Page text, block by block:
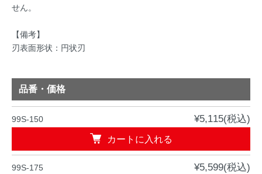
せん。
【備考】
刃表面形状：円状刃
品番・価格
99S-150 ¥5,115(税込)
カートに入れる
99S-175 ¥5,599(税込)